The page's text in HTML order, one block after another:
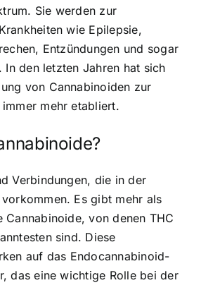
Sie werden zur
wie Epilepsie,
Entzündungen und sogar
In den letzten Jahren hat sich
von Cannabinoiden zur
mehr etabliert.
Verbindungen, die in der
Es gibt mehr als
Cannabinoide, von denen THC
sind. Diese
auf das Endocannabinoid-
das eine wichtige Rolle bei der